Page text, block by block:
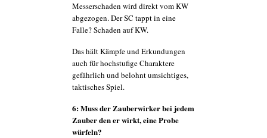
Messerschaden wird direkt vom KW
abgezogen. Der SC tappt in eine
Falle? Schaden auf KW.
Das hält Kämpfe und Erkundungen
auch für hochstufige Charaktere
gefährlich und belohnt umsichtiges,
taktisches Spiel.
6: Muss der Zauberwirker bei jedem
Zauber den er wirkt, eine Probe
würfeln?